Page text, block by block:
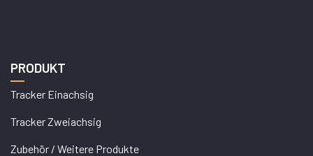
PRODUKT
Tracker Einachsig
Tracker Zweiachsig
Zubehör / Weitere Produkte